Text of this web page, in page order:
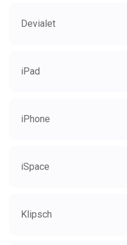
Devialet
iPad
iPhone
iSpace
Klipsch